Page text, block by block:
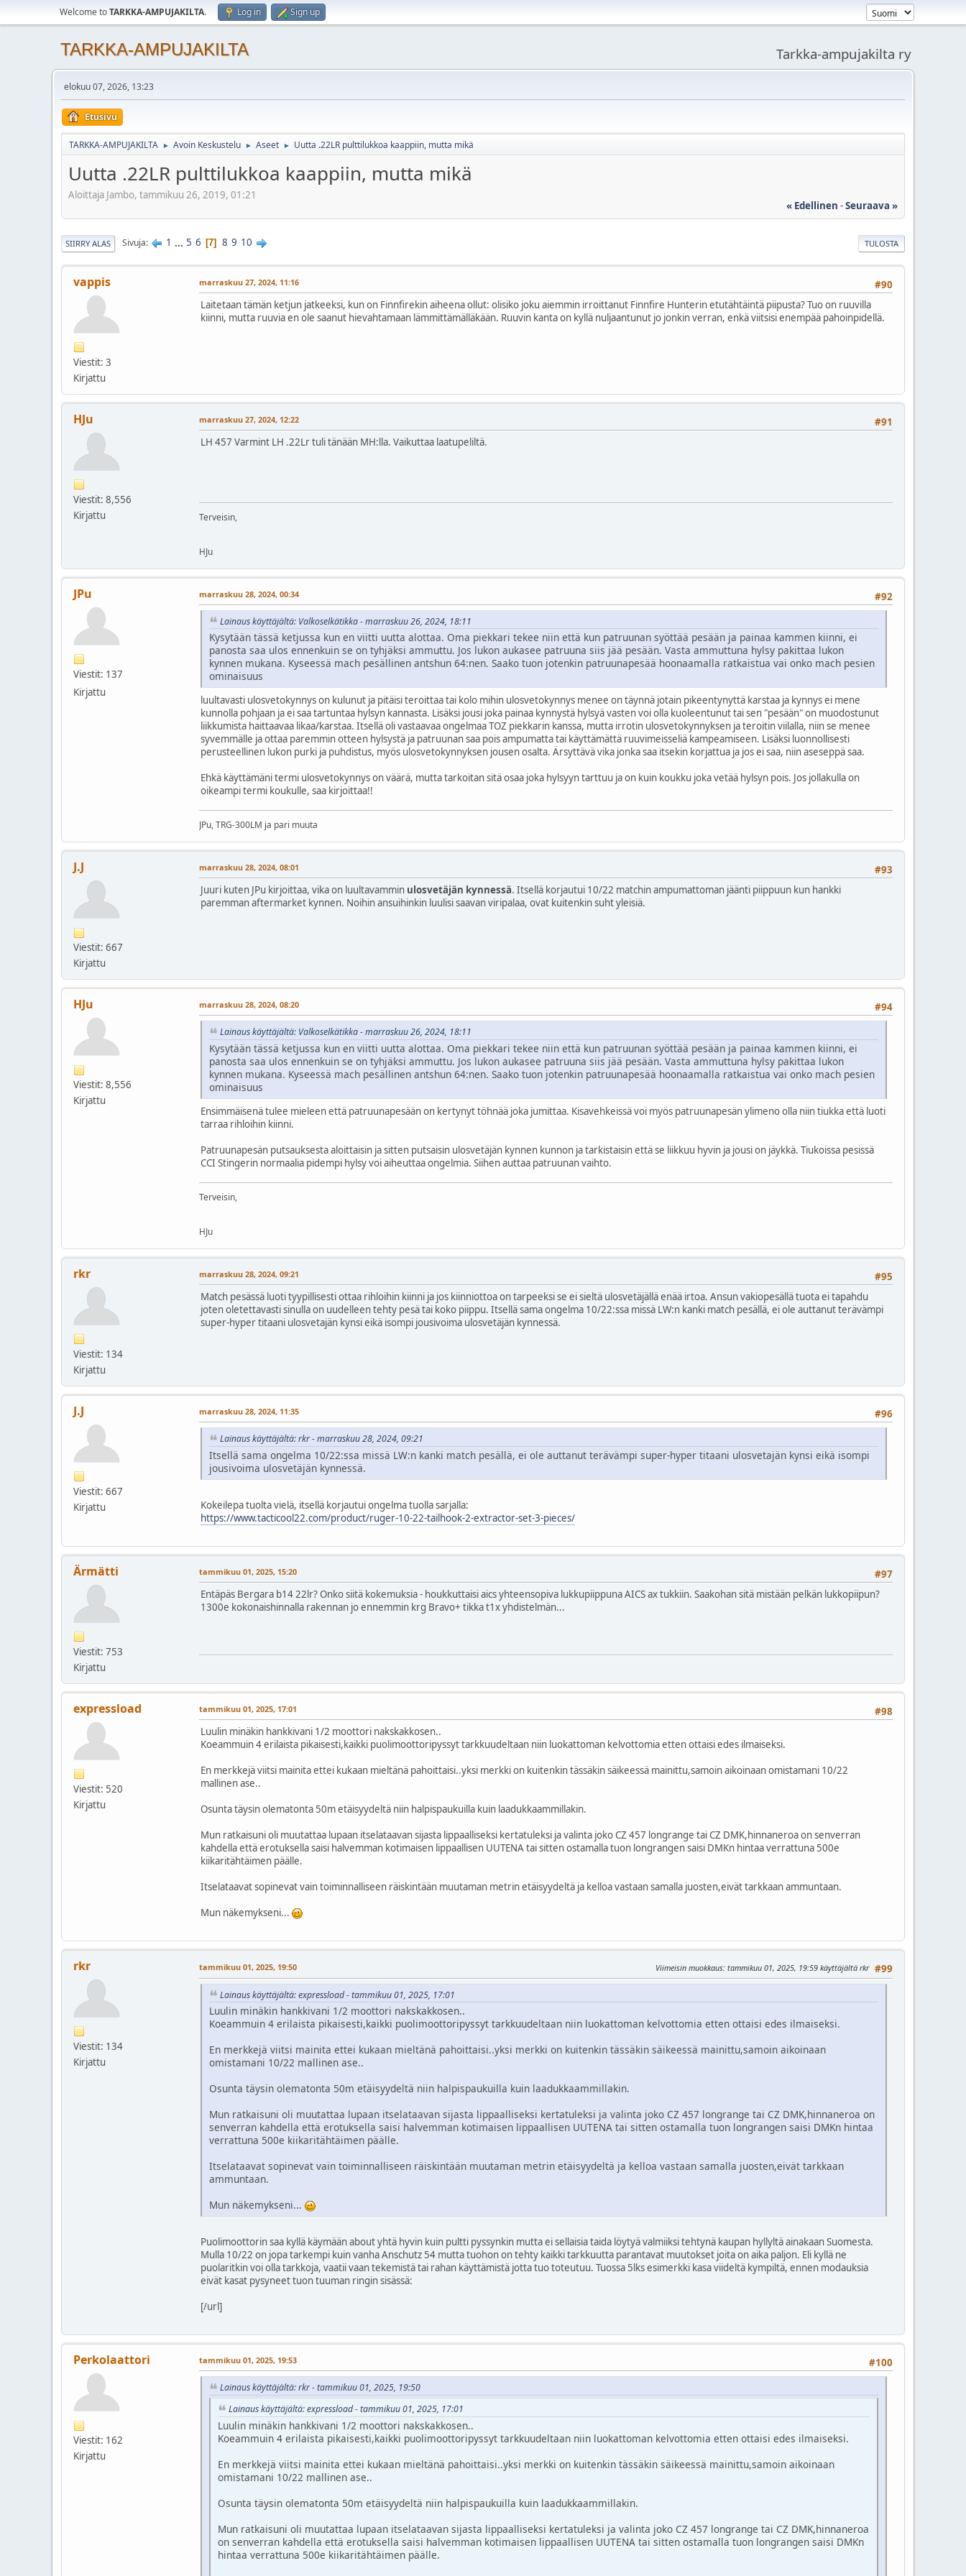
Welcome toTARKKA-AMPUJAKILTA. Log in Sign up
TARKKA-AMPUJAKILTA Tarkka-ampujakilta ry
elokuu 07, 2026, 13:23
Etusivu
TARKKA-AMPUJAKILTA ► Avoin Keskustelu ► Aseet ► Uutta .22LR pulttilukkoa kaappiin, mutta mikä
Uutta .22LR pulttilukkoa kaappiin, mutta mikä
Aloittaja Jambo, tammikuu 26, 2019, 01:21
« Edellinen -Seuraava »
TULOSTA
SIIRRY ALAS Sivuja 1 ... 5 6 7 8 9 10
vappis
Viestit: 3
Kirjattu
#90
marraskuu 27, 2024, 11:16
Laitetaan tämän ketjun jatkeeksi, kun on Finnfirekin aiheena ollut: olisiko joku aiemmin irroittanut Finnfire Hunterin etutähtäintä piipusta? Tuo on ruuvilla
kiinni, mutta ruuvia en ole saanut hievahtamaan lämmittämälläkään. Ruuvin kanta on kyllä nuljaantunut jo jonkin verran, enkä viitsisi enempää pahoinpidellä.
HJu
Viestit: 8,556
Kirjattu
#91
marraskuu 27, 2024, 12:22
LH 457 Varmint LH .22Lr tuli tänään MH:lla. Vaikuttaa laatupeliltä.
Terveisin,
HJu
JPu
Viestit: 137
Kirjattu
#92
marraskuu 28, 2024, 00:34
Lainaus käyttäjältä: Valkoselkätikka - marraskuu 26, 2024, 18:11
Kysytään tässä ketjussa kun en viitti uutta alottaa. Oma piekkari tekee niin että kun patruunan syöttää pesään ja painaa kammen kiinni, ei
panosta saa ulos ennenkuin se on tyhjäksi ammuttu. Jos lukon aukasee patruuna siis jää pesään. Vasta ammuttuna hylsy pakittaa lukon
kynnen mukana. Kyseessä mach pesällinen antshun 64:nen. Saako tuon jotenkin patruunapesää hoonaamalla ratkaistua vai onko mach pesien
ominaisuus
luultavasti ulosvetokynnys on kulunut ja pitäisi teroittaa tai kolo mihin ulosvetokynnys menee on täynnä jotain pikeentynyttä karstaa ja kynnys ei mene
kunnolla pohjaan ja ei saa tartuntaa hylsyn kannasta. Lisäksi jousi joka painaa kynnystä hylsyä vasten voi olla kuoleentunut tai sen "pesään" on muodostunut
liikkumista haittaavaa likaa/karstaa. Itsellä oli vastaavaa ongelmaa TOZ piekkarin kanssa, mutta irrotin ulosvetokynnyksen ja teroitin viilalla, niin se menee
syvemmälle ja ottaa paremmin otteen hylsystä ja patruunan saa pois ampumatta tai käyttämättä ruuvimeisseliä kampeamiseen. Lisäksi luonnollisesti
perusteellinen lukon purki ja puhdistus, myös ulosvetokynnyksen jousen osalta. Ärsyttävä vika jonka saa itsekin korjattua ja jos ei saa, niin aseseppä saa.
Ehkä käyttämäni termi ulosvetokynnys on väärä, mutta tarkoitan sitä osaa joka hylsyyn tarttuu ja on kuin koukku joka vetää hylsyn pois. Jos jollakulla on
oikeampi termi koukulle, saa kirjoittaa!!
JPu, TRG-300LM ja pari muuta
J.J
Viestit: 667
Kirjattu
#93
marraskuu 28, 2024, 08:01
Juuri kuten JPu kirjoittaa, vika on luultavammin ulosvetäjän kynnessä. Itsellä korjautui 10/22 matchin ampumattoman jäänti piippuun kun hankki
paremman aftermarket kynnen. Noihin ansuihinkin luulisi saavan viripalaa, ovat kuitenkin suht yleisiä.
HJu
Viestit: 8,556
Kirjattu
#94
marraskuu 28, 2024, 08:20
Lainaus käyttäjältä: Valkoselkätikka - marraskuu 26, 2024, 18:11
Kysytään tässä ketjussa kun en viitti uutta alottaa. Oma piekkari tekee niin että kun patruunan syöttää pesään ja painaa kammen kiinni, ei
panosta saa ulos ennenkuin se on tyhjäksi ammuttu. Jos lukon aukasee patruuna siis jää pesään. Vasta ammuttuna hylsy pakittaa lukon
kynnen mukana. Kyseessä mach pesällinen antshun 64:nen. Saako tuon jotenkin patruunapesää hoonaamalla ratkaistua vai onko mach pesien
ominaisuus
Ensimmäisenä tulee mieleen että patruunapesään on kertynyt töhnää joka jumittaa. Kisavehkeissä voi myös patruunapesän ylimeno olla niin tiukka että luoti
tarraa rihloihin kiinni.
Patruunapesän putsauksesta aloittaisin ja sitten putsaisin ulosvetäjän kynnen kunnon ja tarkistaisin että se liikkuu hyvin ja jousi on jäykkä. Tiukoissa pesissä
CCI Stingerin normaalia pidempi hylsy voi aiheuttaa ongelmia. Siihen auttaa patruunan vaihto.
Terveisin,
HJu
rkr
Viestit: 134
Kirjattu
#95
marraskuu 28, 2024, 09:21
Match pesässä luoti tyypillisesti ottaa rihloihin kiinni ja jos kiinniottoa on tarpeeksi se ei sieltä ulosvetäjällä enää irtoa. Ansun vakiopesällä tuota ei tapahdu
joten oletettavasti sinulla on uudelleen tehty pesä tai koko piippu. Itsellä sama ongelma 10/22:ssa missä LW:n kanki match pesällä, ei ole auttanut terävämpi
super-hyper titaani ulosvetajän kynsi eikä isompi jousivoima ulosvetäjän kynnessä.
J.J
Viestit: 667
Kirjattu
#96
marraskuu 28, 2024, 11:35
Lainaus käyttäjältä: rkr - marraskuu 28, 2024, 09:21
Itsellä sama ongelma 10/22:ssa missä LW:n kanki match pesällä, ei ole auttanut terävämpi super-hyper titaani ulosvetajän kynsi eikä isompi
jousivoima ulosvetäjän kynnessä.
Kokeilepa tuolta vielä, itsellä korjautui ongelma tuolla sarjalla:
https://www.tacticool22.com/product/ruger-10-22-tailhook-2-extractor-set-3-pieces/
Ärmätti
Viestit: 753
Kirjattu
#97
tammikuu 01, 2025, 15:20
Entäpäs Bergara b14 22lr? Onko siitä kokemuksia - houkkuttaisi aics yhteensopiva lukkupiippuna AICS ax tukkiin. Saakohan sitä mistään pelkän lukkopiipun?
1300e kokonaishinnalla rakennan jo ennemmin krg Bravo+ tikka t1x yhdistelmän...
expressload
Viestit: 520
Kirjattu
#98
tammikuu 01, 2025, 17:01
Luulin minäkin hankkivani 1/2 moottori nakskakkosen..
Koeammuin 4 erilaista pikaisesti,kaikki puolimoottoripyssyt tarkkuudeltaan niin luokattoman kelvottomia etten ottaisi edes ilmaiseksi.
En merkkejä viitsi mainita ettei kukaan mieltänä pahoittaisi..yksi merkki on kuitenkin tässäkin säikeessä mainittu,samoin aikoinaan omistamani 10/22
mallinen ase..
Osunta täysin olematonta 50m etäisyydeltä niin halpispaukuilla kuin laadukkaammillakin.
Mun ratkaisuni oli muutattaa lupaan itselataavan sijasta lippaalliseksi kertatuleksi ja valinta joko CZ 457 longrange tai CZ DMK,hinnaneroa on senverran
kahdella että erotuksella saisi halvemman kotimaisen lippaallisen UUTENA tai sitten ostamalla tuon longrangen saisi DMKn hintaa verrattuna 500e
kiikaritähtäimen päälle.
Itselataavat sopinevat vain toiminnalliseen räiskintään muutaman metrin etäisyydeltä ja kelloa vastaan samalla juosten,eivät tarkkaan ammuntaan.
Mun näkemykseni...
rkr
Viestit: 134
Kirjattu
#99
tammikuu 01, 2025, 19:50 Viimeisin muokkaus: tammikuu 01, 2025, 19:59 käyttäjältä rkr
Lainaus käyttäjältä: expressload - tammikuu 01, 2025, 17:01
Luulin minäkin hankkivani 1/2 moottori nakskakkosen..
Koeammuin 4 erilaista pikaisesti,kaikki puolimoottoripyssyt tarkkuudeltaan niin luokattoman kelvottomia etten ottaisi edes ilmaiseksi.
En merkkejä viitsi mainita ettei kukaan mieltänä pahoittaisi..yksi merkki on kuitenkin tässäkin säikeessä mainittu,samoin aikoinaan
omistamani 10/22 mallinen ase..
Osunta täysin olematonta 50m etäisyydeltä niin halpispaukuilla kuin laadukkaammillakin.
Mun ratkaisuni oli muutattaa lupaan itselataavan sijasta lippaalliseksi kertatuleksi ja valinta joko CZ 457 longrange tai CZ DMK,hinnaneroa on
senverran kahdella että erotuksella saisi halvemman kotimaisen lippaallisen UUTENA tai sitten ostamalla tuon longrangen saisi DMKn hintaa
verrattuna 500e kiikaritähtäimen päälle.
Itselataavat sopinevat vain toiminnalliseen räiskintään muutaman metrin etäisyydeltä ja kelloa vastaan samalla juosten,eivät tarkkaan
ammuntaan.
Mun näkemykseni...
Puolimoottorin saa kyllä käymään about yhtä hyvin kuin pultti pyssynkin mutta ei sellaisia taida löytyä valmiiksi tehtynä kaupan hyllyltä ainakaan Suomesta.
Mulla 10/22 on jopa tarkempi kuin vanha Anschutz 54 mutta tuohon on tehty kaikki tarkkuutta parantavat muutokset joita on aika paljon. Eli kyllä ne
puolaritkin voi olla tarkkoja, vaatii vaan tekemistä tai rahan käyttämistä jotta tuo toteutuu. Tuossa 5lks esimerkki kasa viideltä kympiltä, ennen modauksia
eivät kasat pysyneet tuon tuuman ringin sisässä:
[/url]
Perkolaattori
Viestit: 162
Kirjattu
#100
tammikuu 01, 2025, 19:53
Lainaus käyttäjältä: rkr - tammikuu 01, 2025, 19:50
Lainaus käyttäjältä: expressload - tammikuu 01, 2025, 17:01
Luulin minäkin hankkivani 1/2 moottori nakskakkosen..
Koeammuin 4 erilaista pikaisesti,kaikki puolimoottoripyssyt tarkkuudeltaan niin luokattoman kelvottomia etten ottaisi edes ilmaiseksi.
En merkkejä viitsi mainita ettei kukaan mieltänä pahoittaisi..yksi merkki on kuitenkin tässäkin säikeessä mainittu,samoin aikoinaan
omistamani 10/22 mallinen ase..
Osunta täysin olematonta 50m etäisyydeltä niin halpispaukuilla kuin laadukkaammillakin.
Mun ratkaisuni oli muutattaa lupaan itselataavan sijasta lippaalliseksi kertatuleksi ja valinta joko CZ 457 longrange tai CZ DMK,hinnaneroa
on senverran kahdella että erotuksella saisi halvemman kotimaisen lippaallisen UUTENA tai sitten ostamalla tuon longrangen saisi DMKn
hintaa verrattuna 500e kiikaritähtäimen päälle.